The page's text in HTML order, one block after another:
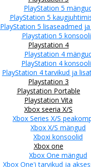
PlayStation 5
PlayStation 5
PlayStation 5 lisaseadmed
Playstation 5
Playstation 4
Playstation 4
PlayStation 4
PlayStation 4 tarvikud ja
Playstation 3
Playstation Portable
Playstation Vita
Xbox seeria X/S
Xbox Series X/S
Xbox X/S mängud
Xboxi konsoolid
Xbox one
Xbox One mängud
Xbox One'i tarvikud ja